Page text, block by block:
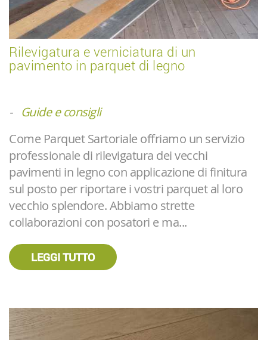
Rilevigatura e verniciatura di un
pavimento in parquet di legno
- Guide e consigli
Come Parquet Sartoriale offriamo un servizio
professionale di rilevigatura dei vecchi
pavimenti in legno con applicazione di finitura
sul posto per riportare i vostri parquet al loro
vecchio splendore. Abbiamo strette
collaborazioni con posatori e ma...
LEGGI TUTTO